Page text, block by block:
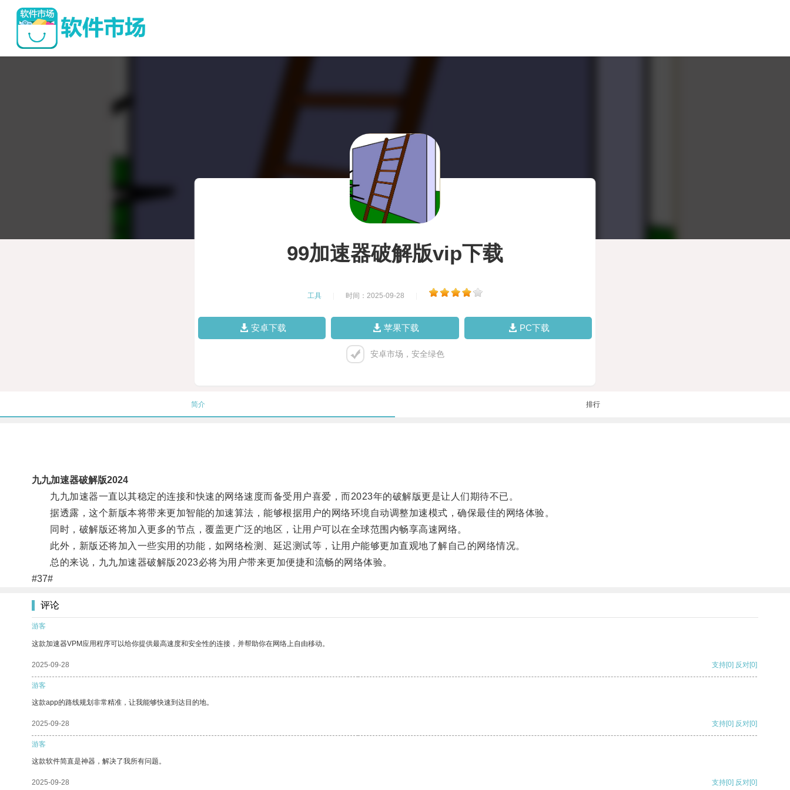
99加速器破解版vip下载
工具 时间：2025-09-28
安卓下载 苹果下载 PC下载
安卓市场，安全绿色
简介 排行
九九加速器破解版2024
九九加速器一直以其稳定的连接和快速的网络速度而备受用户喜爱，而2023年的破解版更是让人们期待不已。
据透露，这个新版本将带来更加智能的加速算法，能够根据用户的网络环境自动调整加速模式，确保最佳的网络体验。
同时，破解版还将加入更多的节点，覆盖更广泛的地区，让用户可以在全球范围内畅享高速网络。
此外，新版还将加入一些实用的功能，如网络检测、延迟测试等，让用户能够更加直观地了解自己的网络情况。
总的来说，九九加速器破解版2023必将为用户带来更加便捷和流畅的网络体验。
#37#
评论
游客
这款加速器VPM应用程序可以给你提供最高速度和安全性的连接，并帮助你在网络上自由移动。
2025-09-28 支持[0] 反对[0]
游客
这款app的路线规划非常精准，让我能够快速到达目的地。
2025-09-28 支持[0] 反对[0]
游客
这款软件简直是神器，解决了我所有问题。
2025-09-28 支持[0] 反对[0]